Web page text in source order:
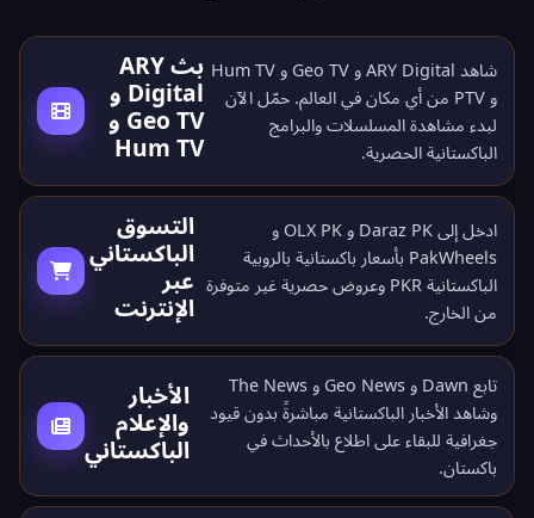
بث ARY
Digital و
Geo TV و
Hum TV
شاهد ARY Digital و Geo TV و Hum TV
و PTV من أي مكان في العالم.
حمّل الآن
لبدء مشاهدة المسلسلات والبرامج
الباكستانية الحصرية.
التسوق
الباكستاني
عبر
الإنترنت
ادخل إلى Daraz PK و OLX PK و
PakWheels بأسعار باكستانية بالروبية
الباكستانية PKR وعروض حصرية غير متوفرة
من الخارج.
الأخبار
والإعلام
الباكستاني
تابع Dawn و Geo News و The News
وشاهد الأخبار الباكستانية مباشرةً بدون قيود
جغرافية للبقاء على اطلاع بالأحداث في
باكستان.